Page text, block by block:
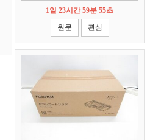
1일 23시간 59분 54초
원문
관심